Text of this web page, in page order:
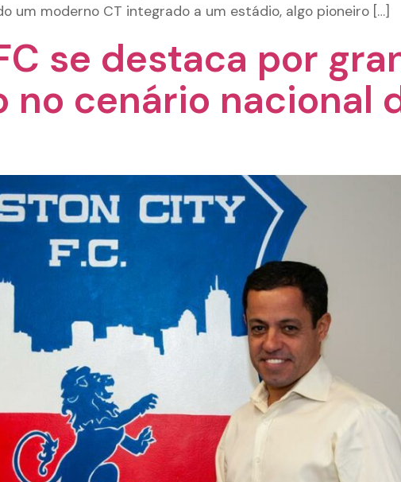
um moderno CT integrado a um estádio, algo pioneiro […]
se destaca por
cenário nacional